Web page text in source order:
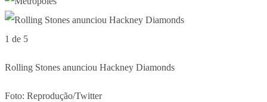
1 de 5
Rolling Stones anunciou Hackney Diamonds
Foto: Reprodução/Twitter